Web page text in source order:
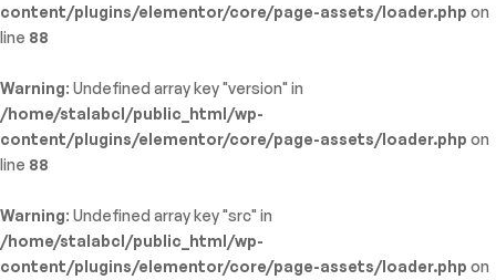
content/plugins/elementor/core/page-assets/loader.php on
line 88
Warning: Undefined array key "version" in
/home/stalabcl/public_html/wp-
content/plugins/elementor/core/page-assets/loader.php on
line 88
Warning: Undefined array key "src" in
/home/stalabcl/public_html/wp-
content/plugins/elementor/core/page-assets/loader.php on